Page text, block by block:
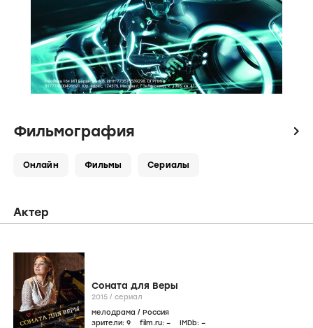
Фильмография icon
Онлайн Фильмы Сериалы
Актер
Соната для Веры
2015 / сериал
мелодрама / Россия
зрители: 9 film.ru: – IMDb: –